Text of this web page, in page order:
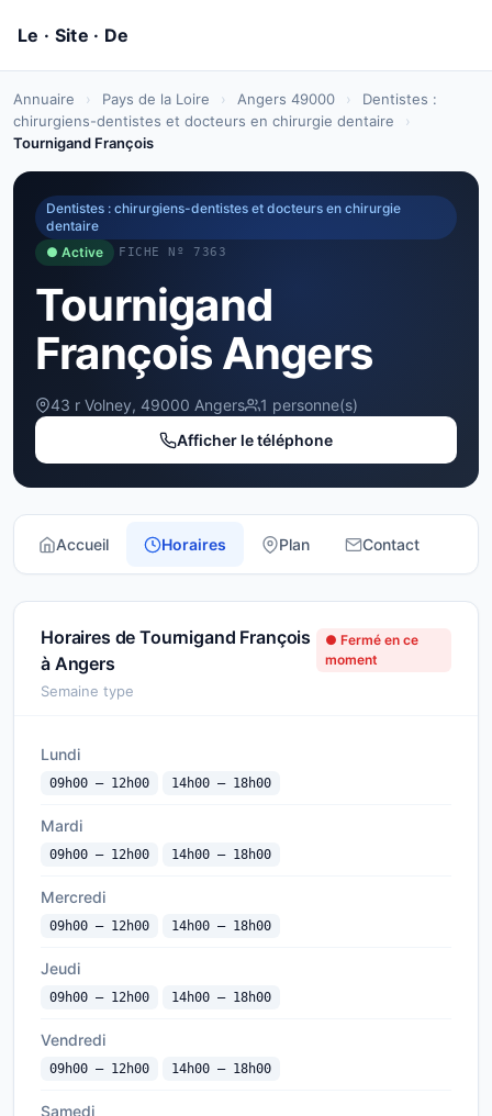
Annuaire › Pays de la Loire › Angers 49000 ›
Dentistes :
chirurgiens-dentistes et docteurs en chirurgie dentaire
›
Tournigand François
Dentistes : chirurgiens-dentistes et docteurs en chirurgie
dentaire
● Active
FICHE Nº 7363
Tournigand
François Angers
43 r Volney, 49000 Angers
1 personne(s)
Afficher le téléphone
Accueil Horaires Plan Contact
Horaires de Tournigand François
à Angers
● Fermé en ce
moment
Semaine type
Lundi
09h00 — 12h00 14h00 — 18h00
Mardi
09h00 — 12h00 14h00 — 18h00
Mercredi
09h00 — 12h00 14h00 — 18h00
Jeudi
09h00 — 12h00 14h00 — 18h00
Vendredi
09h00 — 12h00 14h00 — 18h00
Samedi